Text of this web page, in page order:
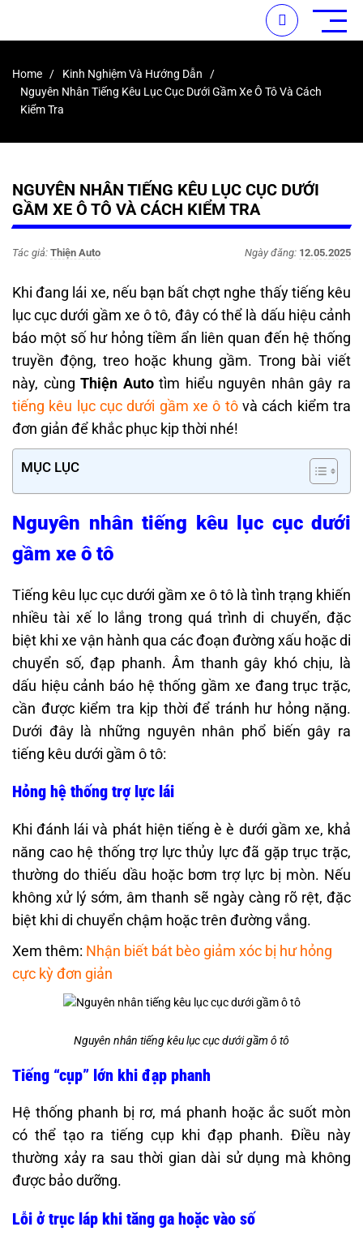
Home
Kinh Nghiệm Và Hướng Dẫn
Nguyên Nhân Tiếng Kêu Lục Cục Dưới Gầm Xe Ô Tô Và Cách
Kiểm Tra
NGUYÊN NHÂN TIẾNG KÊU LỤC CỤC DƯỚI
GẦM XE Ô TÔ VÀ CÁCH KIỂM TRA
Tác giả: Thiện Auto Ngày đăng: 12.05.2025
Khi đang lái xe, nếu bạn bất chợt nghe thấy tiếng kêu
lục cục dưới gầm xe ô tô, đây có thể là dấu hiệu cảnh
báo một số hư hỏng tiềm ẩn liên quan đến hệ thống
truyền động, treo hoặc khung gầm. Trong bài viết
này, cùngThiện Autotìm hiểu nguyên nhân gây ra
tiếng kêu lục cục dưới gầm xe ô tôvà cách kiểm tra
đơn giản để khắc phục kịp thời nhé!
MỤC LỤC
Nguyên nhân tiếng kêu lục cục dưới
gầm xe ô tô
Tiếng kêu lục cục dưới gầm xe ô tô là tình trạng khiến
nhiều tài xế lo lắng trong quá trình di chuyển, đặc
biệt khi xe vận hành qua các đoạn đường xấu hoặc di
chuyển số, đạp phanh. Âm thanh gây khó chịu, là
dấu hiệu cảnh báo hệ thống gầm xe đang trục trặc,
cần được kiểm tra kịp thời để tránh hư hỏng nặng.
Dưới đây là những nguyên nhân phổ biến gây ra
tiếng kêu dưới gầm ô tô:
Hỏng hệ thống trợ lực lái
Khi đánh lái và phát hiện tiếng è è dưới gầm xe, khả
năng cao hệ thống trợ lực thủy lực đã gặp trục trặc,
thường do thiếu dầu hoặc bơm trợ lực bị mòn. Nếu
không xử lý sớm, âm thanh sẽ ngày càng rõ rệt, đặc
biệt khi di chuyển chậm hoặc trên đường vắng.
Xem thêm: Nhận biết bát bèo giảm xóc bị hư hỏng
cực kỳ đơn giản
Nguyên nhân tiếng kêu lục cục dưới gầm ô tô
Tiếng “cụp” lớn khi đạp phanh
Hệ thống phanh bị rơ, má phanh hoặc ắc suốt mòn
có thể tạo ra tiếng cụp khi đạp phanh. Điều này
thường xảy ra sau thời gian dài sử dụng mà không
được bảo dưỡng.
Lỗi ở trục láp khi tăng ga hoặc vào số